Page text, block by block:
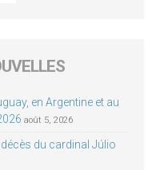
en Argentine et au
août 5, 2026
du cardinal Júlio